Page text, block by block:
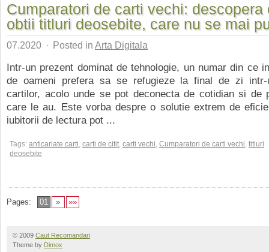
Cumparatori de carti vechi: descopera
obtii titluri deosebite, care nu se mai
07.2020 · Posted in Arta Digitala
Intr-un prezent dominat de tehnologie, un numar din ce
de oameni prefera sa se refugieze la final de zi
cartilor, acolo unde se pot deconecta de cotidian si de
care le au. Este vorba despre o solutie extrem de
iubitorii de lectura pot ...
Tags: anticariate carti, carti de citit, carti vechi, Cumparatori de carti vechi, titluri
deosebite
Pages: 01 » »»
© 2009 Caut Recomandari
Theme by Dimox